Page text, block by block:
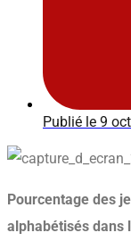
Publié le 9
Pourcentage des
alphabétisés dans